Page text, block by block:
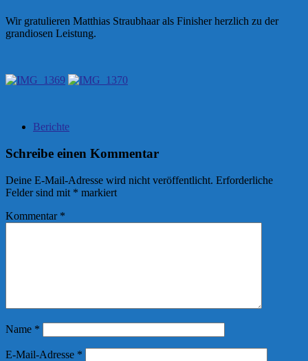
Wir gratulieren Matthias Straubhaar als Finisher herzlich zu der
grandiosen Leistung.
Berichte
Schreibe einen Kommentar
Deine E-Mail-Adresse wird nicht veröffentlicht. Erforderliche
Felder sind mit * markiert
Kommentar *
Name *
E-Mail-Adresse *